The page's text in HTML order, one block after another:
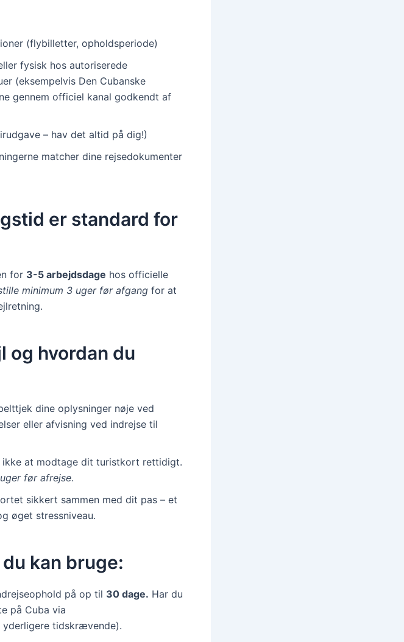
(flybilletter, opholdsperiode)
fysisk hos autoriserede
(eksempelvis Den Cubanske
gennem officiel kanal godkendt af
– hav det altid på dig!)
matcher dine rejsedokumenter
er standard for
for 3-5 arbejdsdage hos officielle
minimum 3 uger før afgang for at
hvordan du
dine oplysninger nøje ved
eller afvisning ved indrejse til
ikke at modtage dit turistkort rettidigt.
før afrejse.
sikkert sammen med dit pas – et
øget stressniveau.
kan bruge:
på op til 30 dage. Har du
på Cuba via
yderligere tidskrævende).